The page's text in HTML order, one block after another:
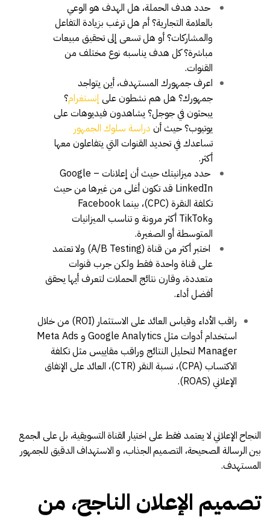
حدد هدف الحملة، هل الهدف هو الوعي
بالعلامة التجارية؟ أم هل ترغب بزيادة التفاعل
والمشاركات؟ أو هل تسعى إلى تحقيق مبيعات
مباشرة؟ كل هدف يناسبه نوع مختلف من
القنوات.
اعرف جمهورك المستهدف، أين يتواجد
جمهورك؟ هل هم نشطون على إنستغرام؟
يبحثون في جوجل؟ يشاهدون فيديوهات على
يوتيوب؟ حيث أن دراسة سلوك الجمهور
تساعدك في تحديد القنوات التي يتفاعلون معها
أكثر.
حدد ميزانيتك حيث أن إعلانات Google –
LinkedIn قد تكون أغلى من غيرها من حيث
تكلفة النقرة (CPC)، بينما Facebook
وTikTok أكثر مرونة و تناسب الميزانيات
المتوسطة أو الصغيرة.
اختبر أكثر من قناة (A/B Testing) ولا تعتمد
على قناة واحدة فقط ولكن جرب قنوات
متعددة، وقارن نتائج الحملات لتعرف أيها يحقق
أفضل أداء.
راقب الأداء وقياس العائد على الاستثمار (ROI) من خلال
استخدام أدوات مثل Google Analytics و Meta Ads
Manager لتحليل النتائج وراقب مقاييس مثل تكلفة
الاكتساب (CPA)، نسبة النقر (CTR)، العائد على الإنفاق
الإعلاني (ROAS).
النجاح الإعلاني لا يعتمد فقط على اختيار القناة التسويقية، بل على الجمع
بين الرسالة الصحيحة، التصميم الجذاب، و الاستهداف الدقيق للجمهور
المستهدف.
تصميم الإعلان الناجح، من